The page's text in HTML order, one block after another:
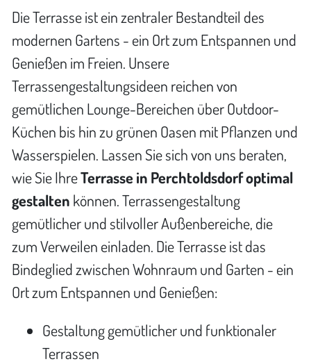
Die Terrasse ist ein zentraler Bestandteil des
modernen Gartens - ein Ort zum Entspannen und
Genießen im Freien. Unsere
Terrassengestaltungsideen reichen von
gemütlichen Lounge-Bereichen über Outdoor-
Küchen bis hin zu grünen Oasen mit Pflanzen und
Wasserspielen. Lassen Sie sich von uns beraten,
wie Sie IhreTerrasse in Perchtoldsdorf optimal
gestalten können. Terrassengestaltung
gemütlicher und stilvoller Außenbereiche, die
zum Verweilen einladen. Die Terrasse ist das
Bindeglied zwischen Wohnraum und Garten - ein
Ort zum Entspannen und Genießen:
Gestaltung gemütlicher und funktionaler
Terrassen